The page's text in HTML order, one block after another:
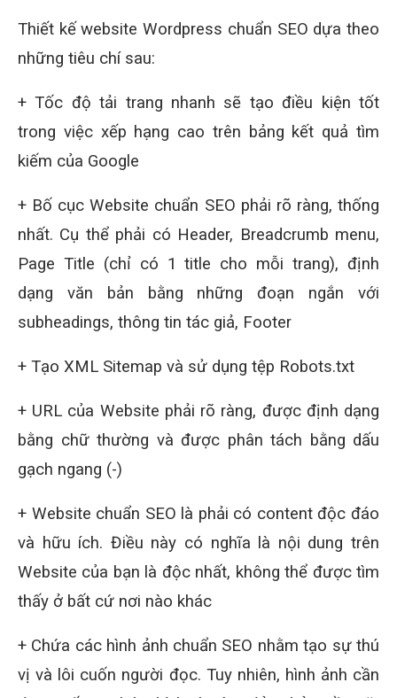
Thiết kế website Wordpress chuẩn SEO dựa theo
những tiêu chí sau:
+ Tốc độ tải trang nhanh sẽ tạo điều kiện tốt
trong việc xếp hạng cao trên bảng kết quả tìm
kiếm của Google
+ Bố cục Website chuẩn SEO phải rõ ràng, thống
nhất. Cụ thể phải có Header, Breadcrumb menu,
Page Title (chỉ có 1 title cho mỗi trang), định
dạng văn bản bằng những đoạn ngắn với
subheadings, thông tin tác giả, Footer
+ Tạo XML Sitemap và sử dụng tệp Robots.txt
+ URL của Website phải rõ ràng, được định dạng
bằng chữ thường và được phân tách bằng dấu
gạch ngang (-)
+ Website chuẩn SEO là phải có content độc đáo
và hữu ích. Điều này có nghĩa là nội dung trên
Website của bạn là độc nhất, không thể được tìm
thấy ở bất cứ nơi nào khác
+ Chứa các hình ảnh chuẩn SEO nhằm tạo sự thú
vị và lôi cuốn người đọc. Tuy nhiên, hình ảnh cần